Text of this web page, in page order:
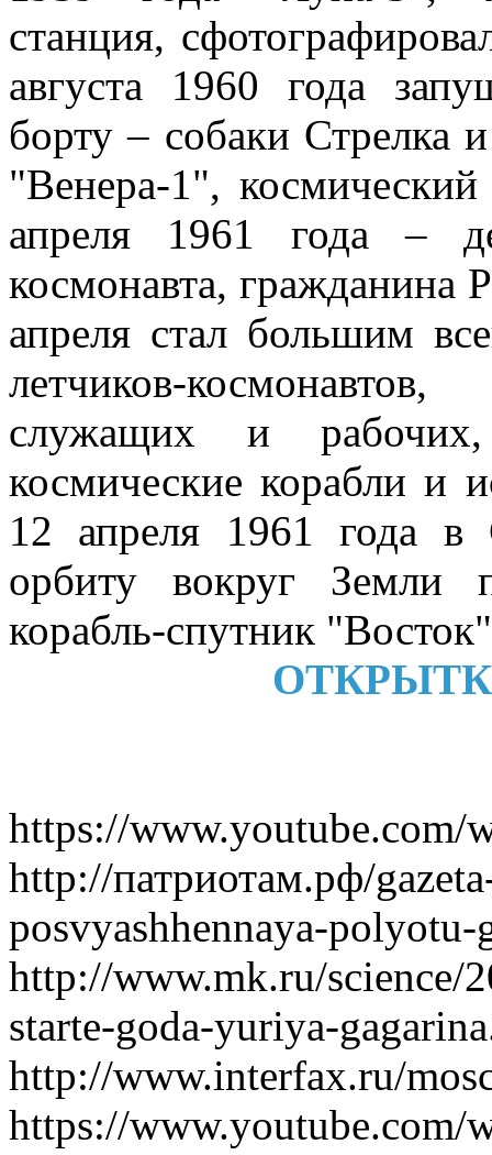
станция,
августа 1960 года
борту – собаки Стрелка
"Венера-1",
апреля 1961 года –
космонавта, гражданина
апреля стал большим
летчиков-
служащих и
космические корабли и
12 апреля 1961 года в
орбиту вокруг Земли
корабль-спутник
https://www.youtube.com/
http://патриотам.рф/
posvyashhennaya-polyotu-
http://www.mk.ru/science/
starte-goda-yuriya-
http://www.interfax.ru/
https://www.youtube.com/